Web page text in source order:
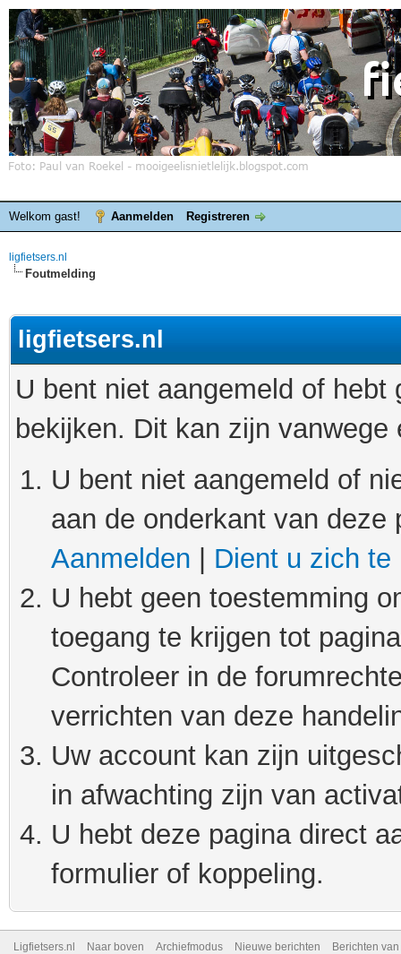
Welkom gast! Aanmelden Registreren
ligfietsers.nl
Foutmelding
ligfietsers.nl
U bent niet aangemeld of
bekijken. Dit kan zijn
U bent niet aangemeld of
aan de onderkant van
Aanmelden
Dient u zich te
U hebt geen toestemming
toegang te krijgen tot
Controleer in de
verrichten van deze
Uw account kan zijn
in afwachting zijn van
U hebt deze pagina direct
formulier of koppeling.
Ligfietsers.nl Naar boven Archiefmodus Nieuwe berichten Berichten